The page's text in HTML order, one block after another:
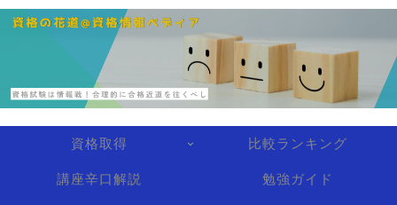
資格取得 比較ランキング
講座辛口解説 勉強ガイド